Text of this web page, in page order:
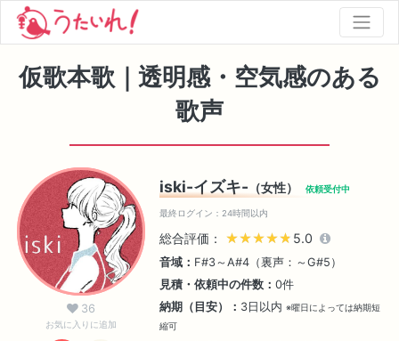
仮歌本歌｜透明感・空気感のある
歌声
36
お気に入りに追加
iski-イズキ- （女性） 依頼受付中
最終ログイン：24時間以内
総合評価： ★★★★★
★★★★★ 5.0
音域： F#3～A#4（裏声：～G#5）
見積・依頼中の件数：0件
納期（目安）： 3日以内 ※曜日によっては納期短
縮可